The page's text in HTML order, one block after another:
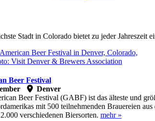
Stadt in Colorado bietet zu jeder Jahreszeit
Beer Festival
Denver
Beer Festival (GABF) ist das älteste und
mit 500 teilnehmenden Brauereien aus
verschiedenen Biersorten. mehr »